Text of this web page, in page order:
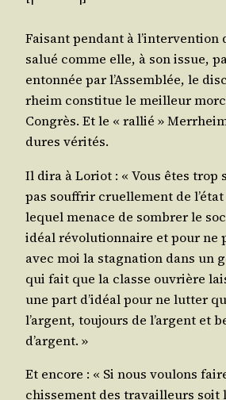
Fai­sant pen­dant à l’in­ter­ven­tion
salué comme elle, à son issue,
enton­née par l’As­sem­blée, le
rheim consti­tue le meilleur
Congrès. Et le « ral­lié »
dures vérités.
Il dira à Loriot : « Vous êtes trop
pas souf­frir cruel­le­ment de
lequel menace de som­brer le
idéal révo­lu­tion­naire et pour ne
avec moi la stag­na­tion dans un
qui fait que la classe ouvrière
une part d’i­déal pour ne lut­ter
l’argent, tou­jours de l’argent et
d’argent. »
Et encore : « Si nous vou­lons
chis­se­ment des tra­vailleurs soit